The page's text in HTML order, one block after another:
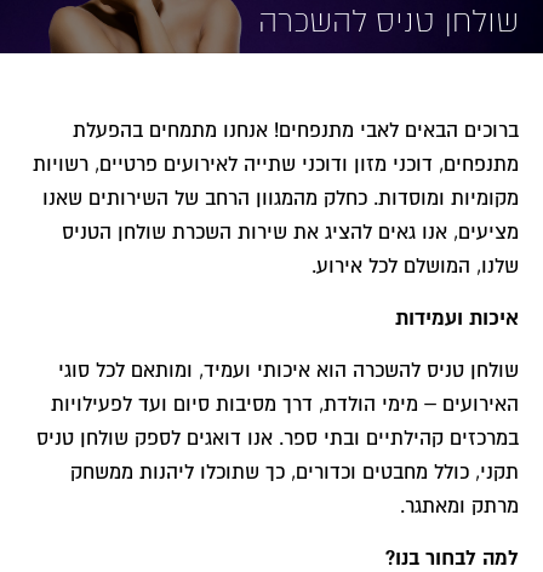
שולחן טניס להשכרה
ברוכים הבאים לאבי מתנפחים! אנחנו מתמחים בהפעלת
מתנפחים, דוכני מזון ודוכני שתייה לאירועים פרטיים, רשויות
מקומיות ומוסדות. כחלק מהמגוון הרחב של השירותים שאנו
מציעים, אנו גאים להציג את שירות השכרת שולחן הטניס
שלנו, המושלם לכל אירוע.
איכות ועמידות
שולחן טניס להשכרה הוא איכותי ועמיד, ומותאם לכל סוגי
האירועים – מימי הולדת, דרך מסיבות סיום ועד לפעילויות
במרכזים קהילתיים ובתי ספר. אנו דואגים לספק שולחן טניס
תקני, כולל מחבטים וכדורים, כך שתוכלו ליהנות ממשחק
מרתק ומאתגר.
למה לבחור בנו?